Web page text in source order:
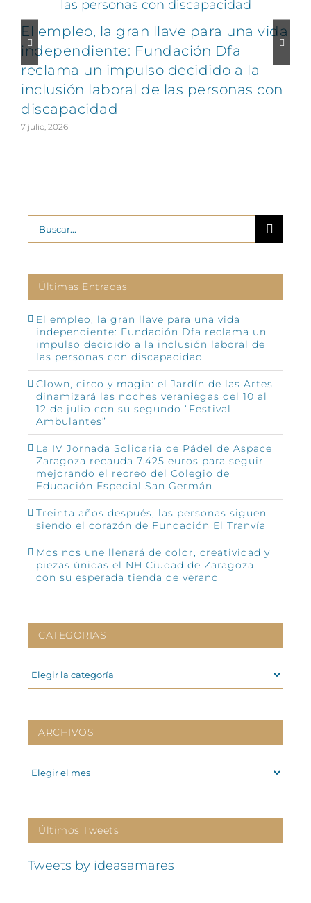
El empleo, la gran llave para una vida
independiente: Fundación Dfa
reclama un impulso decidido a la
inclusión laboral de las personas con
discapacidad
7 julio, 2026
Buscar:
Últimas Entradas
El empleo, la gran llave para una vida
independiente: Fundación Dfa reclama un
impulso decidido a la inclusión laboral de
las personas con discapacidad
Clown, circo y magia: el Jardín de las Artes
dinamizará las noches veraniegas del 10 al
12 de julio con su segundo “Festival
Ambulantes”
La IV Jornada Solidaria de Pádel de Aspace
Zaragoza recauda 7.425 euros para seguir
mejorando el recreo del Colegio de
Educación Especial San Germán
Treinta años después, las personas siguen
siendo el corazón de Fundación El Tranvía
Mos nos une llenará de color, creatividad y
piezas únicas el NH Ciudad de Zaragoza
con su esperada tienda de verano
CATEGORIAS
CATEGORIAS
ARCHIVOS
ARCHIVOS
Últimos Tweets
Tweets by ideasamares